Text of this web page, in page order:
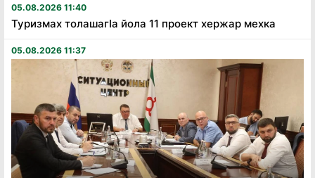
05.08.2026 11:40
Туризмах толашагӏа йола 11 проект хержар мехка
05.08.2026 11:37